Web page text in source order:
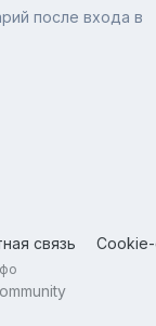
после входа в
связь